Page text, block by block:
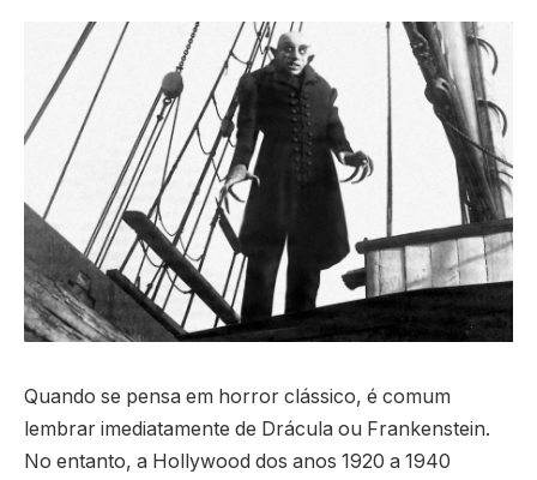
Quando se pensa em horror clássico, é comum
lembrar imediatamente de Drácula ou Frankenstein.
No entanto, a Hollywood dos anos 1920 a 1940